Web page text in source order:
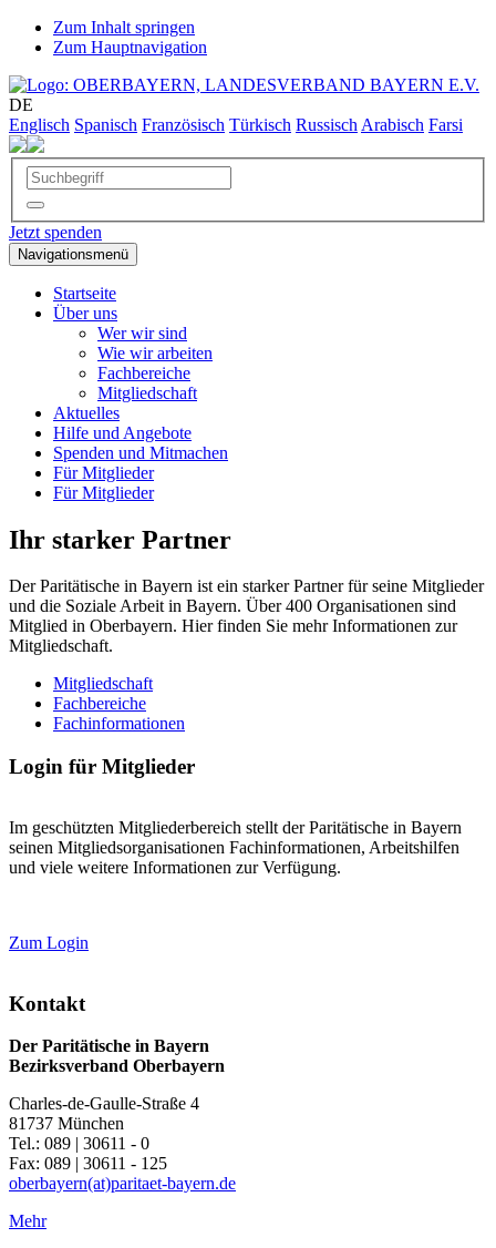
Zum Inhalt springen
Zum Hauptnavigation
DE
Englisch Spanisch Französisch Türkisch Russisch Arabisch Farsi
Jetzt spenden
Navigationsmenü
Startseite
Über uns
Wer wir sind
Wie wir arbeiten
Fachbereiche
Mitgliedschaft
Aktuelles
Hilfe und Angebote
Spenden und Mitmachen
Für Mitglieder
Für Mitglieder
Ihr starker Partner
Der Paritätische in Bayern ist ein starker Partner für seine Mitglieder
und die Soziale Arbeit in Bayern. Über 400 Organisationen sind
Mitglied in Oberbayern. Hier finden Sie mehr Informationen zur
Mitgliedschaft.
Mitgliedschaft
Fachbereiche
Fachinformationen
Login für Mitglieder
Im geschützten Mitgliederbereich stellt der Paritätische in Bayern
seinen Mitgliedsorganisationen Fachinformationen, Arbeitshilfen
und viele weitere Informationen zur Verfügung.
Zum Login
Kontakt
Der Paritätische in Bayern
Bezirksverband Oberbayern
Charles-de-Gaulle-Straße 4
81737 München
Tel.: 089 | 30611 - 0
Fax: 089 | 30611 - 125
oberbayern(at)paritaet-bayern.de
Mehr